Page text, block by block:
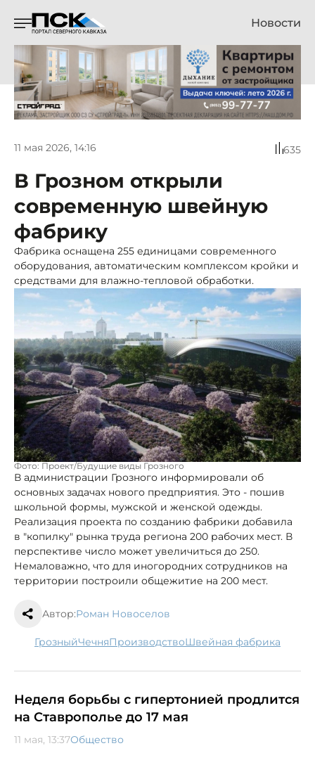
Новости
11 мая 2026, 14:16 635
В Грозном открыли
современную швейную
фабрику
Фабрика оснащена 255 единицами современного
оборудования, автоматическим комплексом кройки и
средствами для влажно-тепловой обработки.
Фото: Проект/Будущие виды Грозного
В администрации Грозного информировали об
основных задачах нового предприятия. Это - пошив
школьной формы, мужской и женской одежды.
Реализация проекта по созданию фабрики добавила
в "копилку" рынка труда региона 200 рабочих мест. В
перспективе число может увеличиться до 250.
Немаловажно, что для иногородних сотрудников на
территории построили общежитие на 200 мест.
Автор:Роман Новоселов
Грозный Чечня производство швейная фабрика
Неделя борьбы с гипертонией продлится
на Ставрополье до 17 мая
11 мая, 13:37Общество